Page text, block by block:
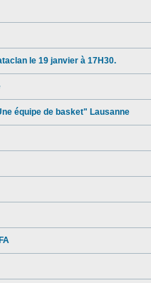
le 19 janvier à 17H30.
équipe de basket" Lausanne